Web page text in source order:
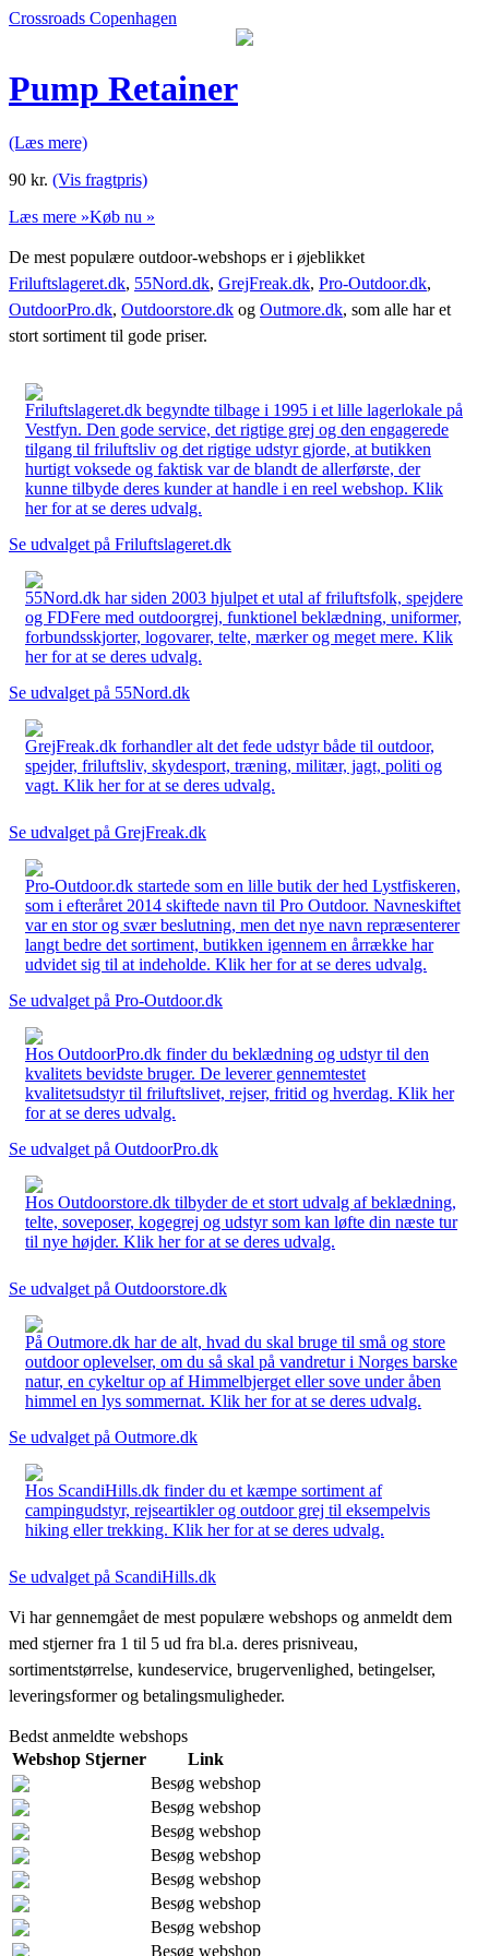
Crossroads Copenhagen
Pump Retainer
(Læs mere)
90 kr. (Vis fragtpris)
Læs mere »Køb nu »
De mest populære outdoor-webshops er i øjeblikket
Friluftslageret.dk, 55Nord.dk, GrejFreak.dk, Pro-Outdoor.dk,
OutdoorPro.dk, Outdoorstore.dk og Outmore.dk, som alle har et
stort sortiment til gode priser.
Friluftslageret.dk begyndte tilbage i 1995 i et lille lagerlokale på
Vestfyn. Den gode service, det rigtige grej og den engagerede
tilgang til friluftsliv og det rigtige udstyr gjorde, at butikken
hurtigt voksede og faktisk var de blandt de allerførste, der
kunne tilbyde deres kunder at handle i en reel webshop. Klik
her for at se deres udvalg.
Se udvalget på Friluftslageret.dk
55Nord.dk har siden 2003 hjulpet et utal af friluftsfolk, spejdere
og FDFere med outdoorgrej, funktionel beklædning, uniformer,
forbundsskjorter, logovarer, telte, mærker og meget mere. Klik
her for at se deres udvalg.
Se udvalget på 55Nord.dk
GrejFreak.dk forhandler alt det fede udstyr både til outdoor,
spejder, friluftsliv, skydesport, træning, militær, jagt, politi og
vagt. Klik her for at se deres udvalg.
Se udvalget på GrejFreak.dk
Pro-Outdoor.dk startede som en lille butik der hed Lystfiskeren,
som i efteråret 2014 skiftede navn til Pro Outdoor. Navneskiftet
var en stor og svær beslutning, men det nye navn repræsenterer
langt bedre det sortiment, butikken igennem en årrække har
udvidet sig til at indeholde. Klik her for at se deres udvalg.
Se udvalget på Pro-Outdoor.dk
Hos OutdoorPro.dk finder du beklædning og udstyr til den
kvalitets bevidste bruger. De leverer gennemtestet
kvalitetsudstyr til friluftslivet, rejser, fritid og hverdag. Klik her
for at se deres udvalg.
Se udvalget på OutdoorPro.dk
Hos Outdoorstore.dk tilbyder de et stort udvalg af beklædning,
telte, soveposer, kogegrej og udstyr som kan løfte din næste tur
til nye højder. Klik her for at se deres udvalg.
Se udvalget på Outdoorstore.dk
På Outmore.dk har de alt, hvad du skal bruge til små og store
outdoor oplevelser, om du så skal på vandretur i Norges barske
natur, en cykeltur op af Himmelbjerget eller sove under åben
himmel en lys sommernat. Klik her for at se deres udvalg.
Se udvalget på Outmore.dk
Hos ScandiHills.dk finder du et kæmpe sortiment af
campingudstyr, rejseartikler og outdoor grej til eksempelvis
hiking eller trekking. Klik her for at se deres udvalg.
Se udvalget på ScandiHills.dk
Vi har gennemgået de mest populære webshops og anmeldt dem
med stjerner fra 1 til 5 ud fra bl.a. deres prisniveau,
sortimentstørrelse, kundeservice, brugervenlighed, betingelser,
leveringsformer og betalingsmuligheder.
Bedst anmeldte webshops
Webshop Stjerner
Link
Besøg webshop
Besøg webshop
Besøg webshop
Besøg webshop
Besøg webshop
Besøg webshop
Besøg webshop
Besøg webshop